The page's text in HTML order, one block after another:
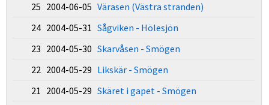
25 2004-06-05 Värasen (Västra stranden)
24 2004-05-31 Sågviken - Hölesjön
23 2004-05-30 Skarvåsen - Smögen
22 2004-05-29 Likskär - Smögen
21 2004-05-29 Skäret i gapet - Smögen